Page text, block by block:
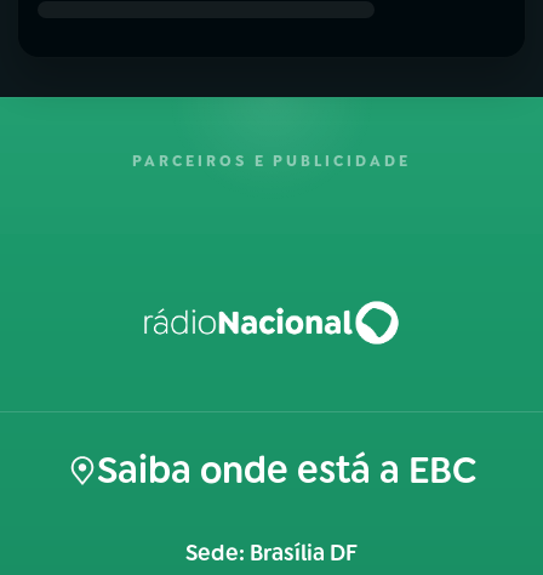
PARCEIROS E PUBLICIDADE
Saiba onde está a EBC
Sede: Brasília DF